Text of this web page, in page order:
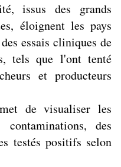
issus des grands
éloignent les pays
essais cliniques de
tels que l'ont tenté
et producteurs
de visualiser les
des
testés positifs selon